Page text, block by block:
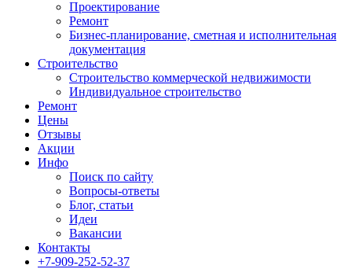
Проектирование
Ремонт
Бизнес-планирование, сметная и исполнительная
документация
Строительство
Строительство коммерческой недвижимости
Индивидуальное строительство
Ремонт
Цены
Отзывы
Акции
Инфо
Поиск по сайту
Вопросы-ответы
Блог, статьи
Идеи
Вакансии
Контакты
+7-909-252-52-37